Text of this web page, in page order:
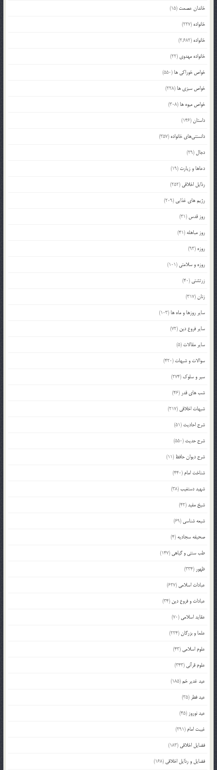
خاندان عصمت (15)
خانواده (227)
خانواده (2,682)
خانواده مهدوی (22)
خواص خوراکی ها (550)
خواص سبزی ها (228)
خواص میوه ها (308)
داستان(146)
دانستنی‌های خانواده (357)
دجال (29)
دعاها و زیارت (19)
رذایل اخلاقی (252)
رژیم های غذایی (209)
روز قدس (31)
روز مباهله (41)
روزه (93)
روزه و سلامتی (101)
زرتشتی (40)
زنان(317)
سایر روزها و ماه ها (103)
سایر فروع دین (72)
سایر مقالات (5)
سوالات و شبهات (420)
سیر و سلوک (274)
شب های قدر (46)
شبهات اخلاقی (217)
شرح احادیث (51)
شرح حدیث (550)
شرح دیوان حافظ (11)
شناخت امام (440)
شهید دستغیب(38)
شیخ مفید(42)
شیعه شناسی (69)
صحیفه سجادیه (4)
طب سنتی و گیاهی (147)
ظهور (334)
عبادات اسلامی (627)
عبادات و فروع دین (34)
عقاید اسلامی (70)
علما و بزرگان(224)
علوم اسلامی (43)
علوم قرآنی (343)
عید غدیر خم(185)
عید فطر (35)
عید نوروز (45)
غیبت امام (291)
فضایل اخلاقی (183)
فضایل و رذایل اخلاقی (168)